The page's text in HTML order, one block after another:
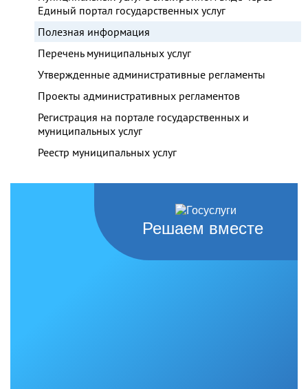
Единый портал государственных услуг
Полезная информация
Перечень муниципальных услуг
Утвержденные административные регламенты
Проекты административных регламентов
Регистрация на портале государственных и
муниципальных услуг
Реестр муниципальных услуг
Решаем вместе